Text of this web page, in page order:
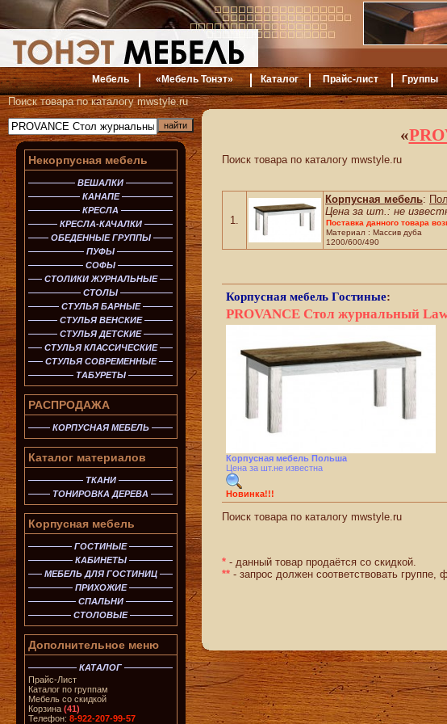
Мебель «Мебель Тонэт» Каталог Прайс-лист Группы
Поиск товара по каталогу mwstyle.ru
Некорпусная мебель
ВЕШАЛКИ
КАНАПЕ
КРЕСЛА
КРЕСЛА-КАЧАЛКИ
ОБЕДЕННЫЕ ГРУППЫ
ПУФЫ
СОФЫ
СТОЛИКИ ЖУРНАЛЬНЫЕ
СТОЛЫ
СТУЛЬЯ БАРНЫЕ
СТУЛЬЯ ВЕНСКИЕ
СТУЛЬЯ ДЕТСКИЕ
СТУЛЬЯ КЛАССИЧЕСКИЕ
СТУЛЬЯ СОВРЕМЕННЫЕ
ТАБУРЕТЫ
РАСПРОДАЖА
КОРПУСНАЯ МЕБЕЛЬ
Каталог материалов
ТКАНИ
ТОНИРОВКА ДЕРЕВА
Корпусная мебель
ГОСТИНЫЕ
КАБИНЕТЫ
МЕБЕЛЬ ДЛЯ ГОСТИНИЦ
ПРИХОЖИЕ
СПАЛЬНИ
СТОЛОВЫЕ
Дополнительное меню
КАТАЛОГ
Прайс-Лист
Каталог по группам
Мебель со скидкой
Корзина (41)
Телефон: 8-922-207-99-57
«
Поиск товара по каталогу mwstyle.ru
1.
Корпусная мебель:
Цена за шт.: не
Поставка данного товара
Материал : Массив дуба
1200/600/490
Корпусная мебель Гостиные:
PROVANCE Стол журнальный
Корпусная мебель Польша
Цена за шт.не известна
Новинка!!!
Поиск товара по каталогу mwstyle.ru
* - данный товар продаётся со скидкой.
** - запрос должен соответствовать группе,